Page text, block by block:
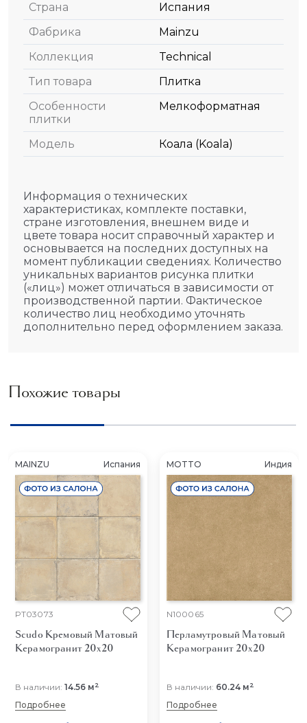
Страна
Испания
Фабрика
Mainzu
Коллекция
Technical
Тип товара
Плитка
Особенности
плитки
Мелкоформатная
Модель Коала (Koala)
Информация о технических
характеристиках, комплекте поставки,
стране изготовления, внешнем виде и
цвете товара носит справочный характер и
основывается на последних доступных на
момент публикации сведениях. Количество
уникальных вариантов рисунка плитки
(«лиц») может отличаться в зависимости от
производственной партии. Фактическое
количество лиц необходимо уточнять
дополнительно перед оформлением заказа.
Похожие товары
MAINZU Испания
PT03073
Scudo Кремовый Матовый
Керамогранит 20x20
В наличии: 14.56 м2
Подробнее
MOTTO Индия
N100065
Перламутровый Матовый
Керамогранит 20x20
В наличии: 60.24 м2
Подробнее